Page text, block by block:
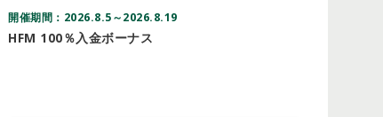
開催期間：2026.8.5～2026.8.19
HFM 100％入金ボーナス